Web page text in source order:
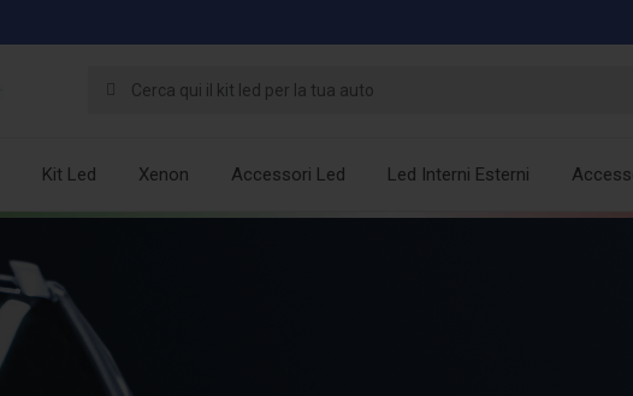
Kit Led Xenon Accessori Led Led Interni Esterni